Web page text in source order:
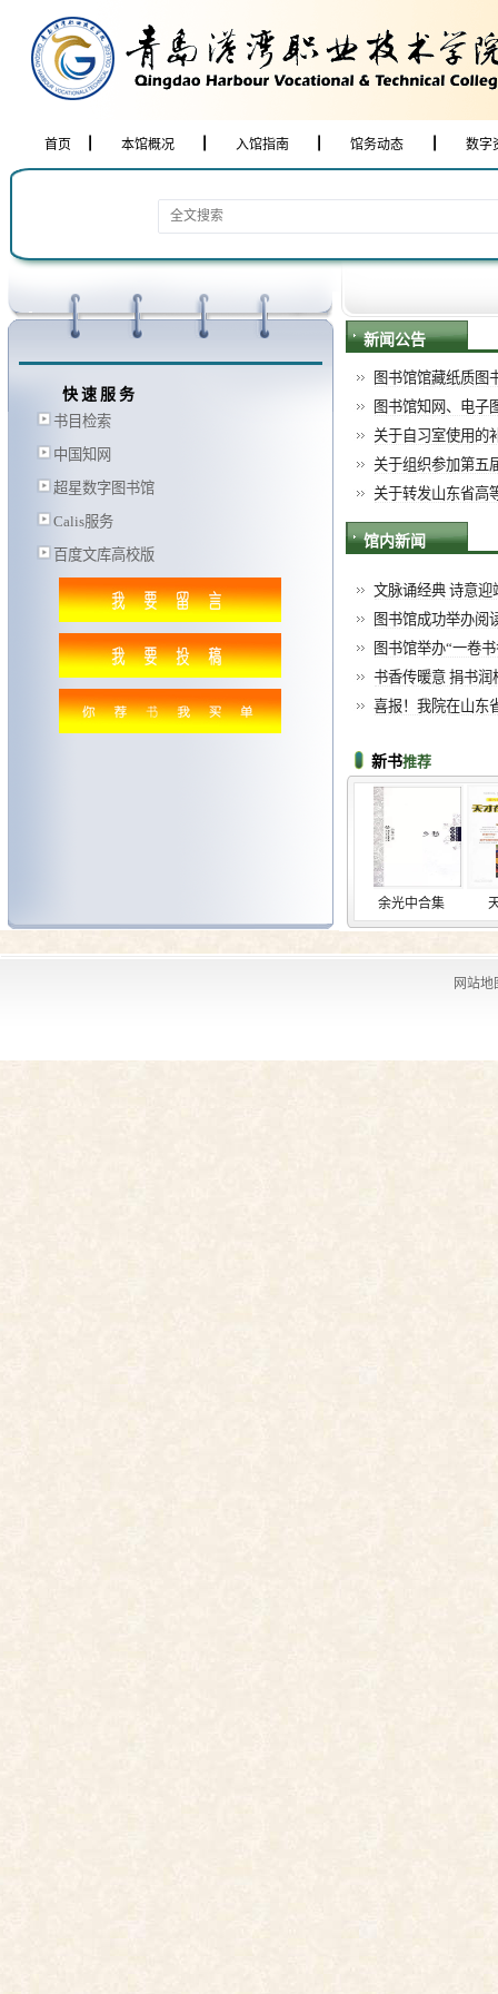
首页 本馆概况 入馆指南 馆务动态 数字
快速服务
书目检索
中国知网
超星数字图书馆
Calis服务
百度文库高校版
新闻公告
图书馆馆藏纸质图
图书馆知网、电子
关于自习室使用的
关于组织参加第五
关于转发山东省高
馆内新闻
文脉诵经典 诗意
图书馆成功举办阅
图书馆举办“一卷
书香传暖意 捐书润
喜报！我院在山东
新书推荐
余光中合集 天
网站